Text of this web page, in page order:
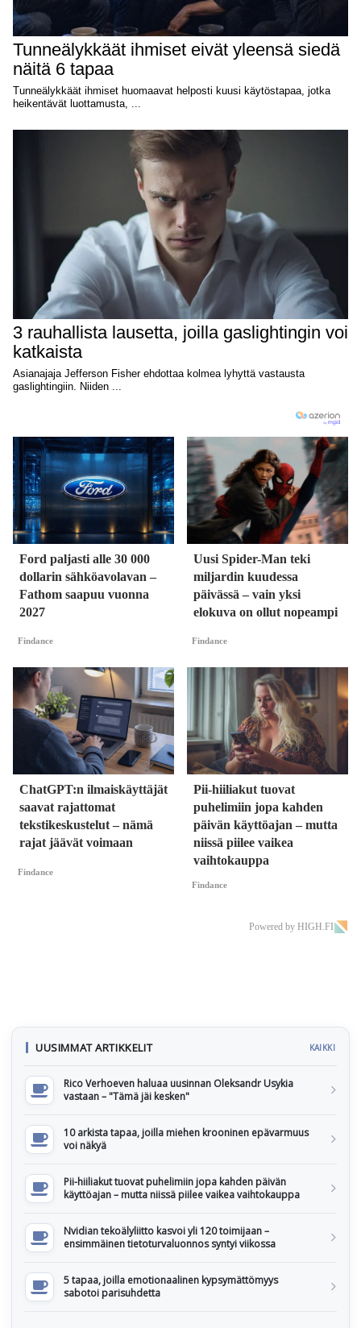
Ford paljasti alle 30 000
dollarin sähköavolavan –
Fathom saapuu vuonna
2027
Findance
Uusi Spider-Man teki
miljardin kuudessa
päivässä – vain yksi
elokuva on ollut nopeampi
Findance
ChatGPT:n ilmaiskäyttäjät
saavat rajattomat
tekstikeskustelut – nämä
rajat jäävät voimaan
Findance
Pii-hiiliakut tuovat
puhelimiin jopa kahden
päivän käyttöajan – mutta
niissä piilee vaikea
vaihtokauppa
Findance
Powered by HIGH.FI
UUSIMMAT ARTIKKELIT KAIKKI
Rico Verhoeven haluaa uusinnan Oleksandr Usykia
vastaan – "Tämä jäi kesken"
10 arkista tapaa, joilla miehen krooninen epävarmuus
voi näkyä
Pii-hiiliakut tuovat puhelimiin jopa kahden päivän
käyttöajan – mutta niissä piilee vaikea vaihtokauppa
Nvidian tekoälyliitto kasvoi yli 120 toimijaan –
ensimmäinen tietoturvaluonnos syntyi viikossa
5 tapaa, joilla emotionaalinen kypsymättömyys
sabotoi parisuhdetta